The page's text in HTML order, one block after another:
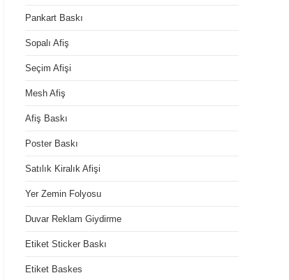
Pankart Baskı
Sopalı Afiş
Seçim Afişi
Mesh Afiş
Afiş Baskı
Poster Baskı
Satılık Kiralık Afişi
Yer Zemin Folyosu
Duvar Reklam Giydirme
Etiket Sticker Baskı
Etiket Baskes